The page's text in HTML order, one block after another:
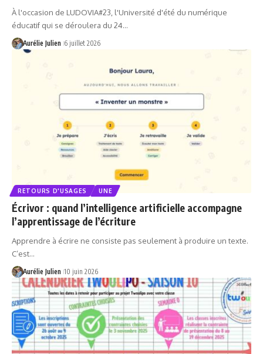
À l'occasion de LUDOVIA#23, l'Université d'été du numérique
éducatif qui se déroulera du 24…
Aurélie Julien 6 juillet 2026
RETOURS D'USAGES UNE
Écrivor : quand l’intelligence artificielle accompagne
l’apprentissage de l’écriture
Apprendre à écrire ne consiste pas seulement à produire un texte.
C’est…
Aurélie Julien 10 juin 2026